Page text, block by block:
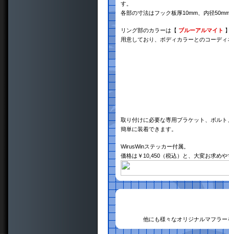
す。
各部の寸法はフック板厚10mm、内径
リング部のカラーは【 ブルーアルマイト
用意しており、ボディカラーとのコーデ
取り付けに必要な専用ブラケット、ボル
簡単に装着できます。
WirusWinステッカー付属。
価格は￥10,450（税込）と、大変お求め
他にも様々なオリジナルマフラ